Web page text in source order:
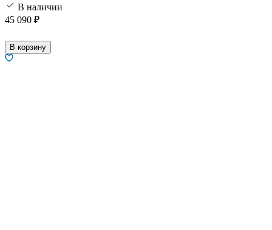
В наличии
45 090 ₽
В корзину